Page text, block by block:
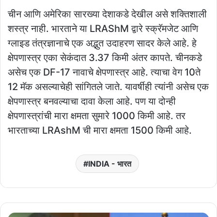
चीन आणि अमेरिका सारख्या देशाकडे देखील असे शक्तिशाली
शस्त्र नाही. भारताने या LRAShM द्वारे स्क्रॅमजेट आणि
ग्लाइड तंत्रज्ञानाचे एक अद्भुत उदाहरण सादर केले आहे. हे
क्षेपणास्त्र एका सेकंदात 3.37 किमी अंतर कापते. चीनकडे
असेच एक DF-17 नावाचे क्षेपणास्त्र आहे. त्याचा वेग 10ते
12 मॅक असल्याचेही सांगितले जाते. यावर्षीही त्यांनी असेच एक
क्षेपणास्त्र बनवल्याचा दावा केला आहे. पण या दोन्ही
क्षेपणास्त्रांची मारा क्षमता सुमारे 1000 किमी आहे. तर
भारताच्या LRAshM ची मारा क्षमता 1500 किमी आहे.
INDIA - भारत